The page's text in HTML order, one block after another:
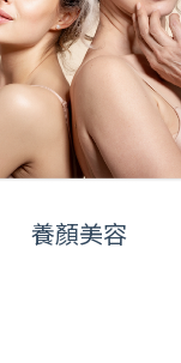
養顏美容